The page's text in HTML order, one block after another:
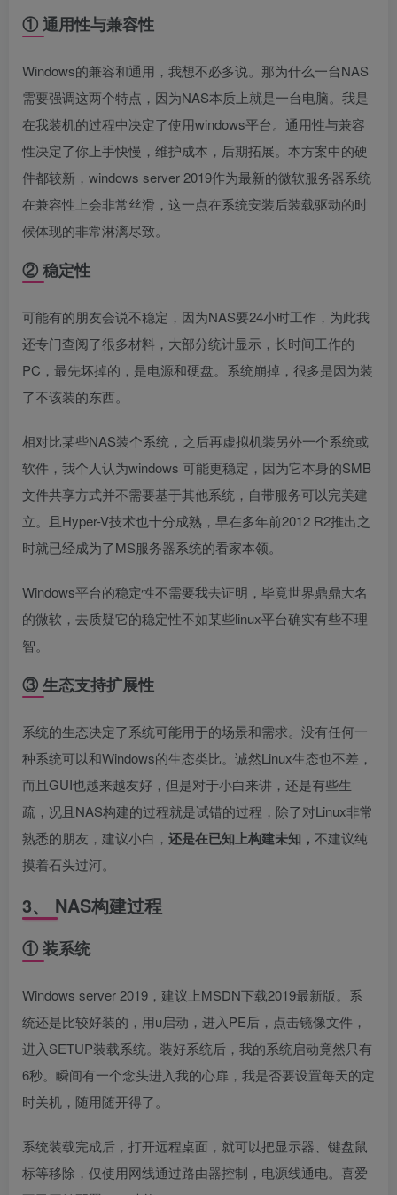
① 通用性与兼容性
Windows的兼容和通用，我想不必多说。那为什么一台NAS
需要强调这两个特点，因为NAS本质上就是一台电脑。我是
在我装机的过程中决定了使用windows平台。通用性与兼容
性决定了你上手快慢，维护成本，后期拓展。本方案中的硬
件都较新，windows server 2019作为最新的微软服务器系统
在兼容性上会非常丝滑，这一点在系统安装后装载驱动的时
候体现的非常淋漓尽致。
② 稳定性
可能有的朋友会说不稳定，因为NAS要24小时工作，为此我
还专门查阅了很多材料，大部分统计显示，长时间工作的
PC，最先坏掉的，是电源和硬盘。系统崩掉，很多是因为装
了不该装的东西。
相对比某些NAS装个系统，之后再虚拟机装另外一个系统或
软件，我个人认为windows 可能更稳定，因为它本身的SMB
文件共享方式并不需要基于其他系统，自带服务可以完美建
立。且Hyper-V技术也十分成熟，早在多年前2012 R2推出之
时就已经成为了MS服务器系统的看家本领。
Windows平台的稳定性不需要我去证明，毕竟世界鼎鼎大名
的微软，去质疑它的稳定性不如某些linux平台确实有些不理
智。
③ 生态支持扩展性
系统的生态决定了系统可能用于的场景和需求。没有任何一
种系统可以和Windows的生态类比。诚然Linux生态也不差，
而且GUI也越来越友好，但是对于小白来讲，还是有些生
疏，况且NAS构建的过程就是试错的过程，除了对Linux非常
熟悉的朋友，建议小白， 还是在已知上构建未知， 不建议纯
摸着石头过河。
3、 NAS构建过程
① 装系统
Windows server 2019，建议上MSDN下载2019最新版。系
统还是比较好装的，用u启动，进入PE后，点击镜像文件，
进入SETUP装载系统。装好系统后，我的系统启动竟然只有
6秒。瞬间有一个念头进入我的心扉，我是否要设置每天的定
时关机，随用随开得了。
系统装载完成后，打开远程桌面，就可以把显示器、键盘鼠
标等移除，仅使用网线通过路由器控制，电源线通电。喜爱